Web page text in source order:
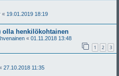
« 19.01.2019 18:19
olla henkilökohtainen
« 01.11.2018 13:48
1 2 3
27.10.2018 11:35